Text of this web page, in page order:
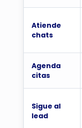
Atiende
chats
Agenda
citas
Sigue al
lead